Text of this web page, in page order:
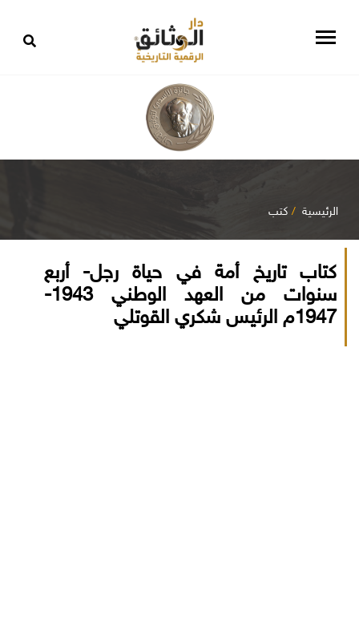
الرئيسية كتب
كتاب تاريخ أمة في حياة رجل- أربع
سنوات من العهد الوطني 1943-
1947م الرئيس شكري القوتلي